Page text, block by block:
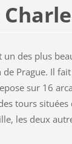
un des plus
Prague. Il
sur 16
tours situées
les deux